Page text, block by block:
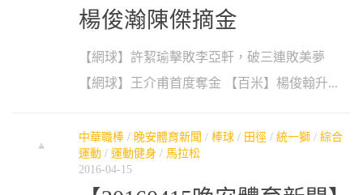
楊俊瀚陳傑摘金
【網球】許絜瑜擊敗李亞軒，破三連敗美夢
【網球】王介甫首度奪金 【百米】楊俊翰升...
中華職棒 / 晚安體育新聞 / 棒球 / 田徑 / 統一獅 / 綜合
運動 / 運動健身 / 馬拉松
2016-04-15